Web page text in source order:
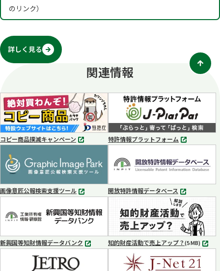
のリンク）
詳しく見る
関連情報
コピー商品撲滅キャンペーン
別
ブ
で
開
く
特許情報プラットフォーム
別
ブ
で
く
画像意匠公報検索支援ツール
別
ブ
で
く
開放特許情報データベース
別
タ
ブ
で
開
く
新興国等知財情報データバンク
別
知的財産活動で売上アップ？(5 MB) MP4